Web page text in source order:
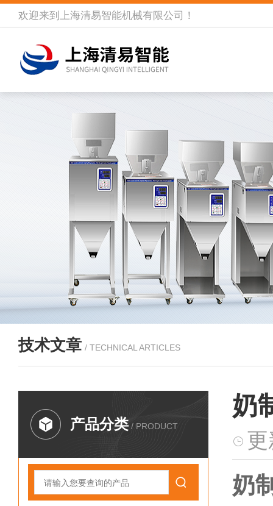
欢迎来到 上海清易智能机械有限公司 ！
技术文章 / TECHNICAL ARTICLES
产品分类 / PRODUCT
奶
奶